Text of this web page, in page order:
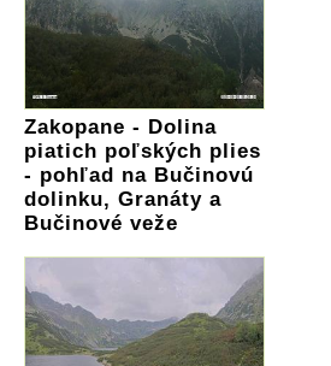
Zakopane - Dolina
piatich poľských plies
- pohľad na Bučinovú
dolinku, Granáty a
Bučinové veže